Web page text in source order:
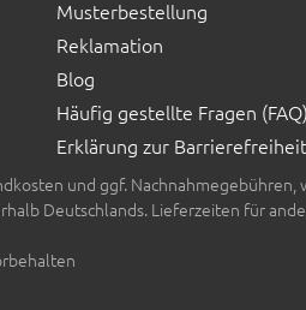
Musterbestellung
Reklamation
Blog
Häufig gestellte Fragen (FAQ)
Erklärung zur Barrierefreiheit
und ggf. Nachnahmegebühren,
Deutschlands. Lieferzeiten für